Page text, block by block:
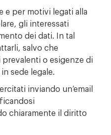
e per motivi legati alla
gli interessati
dei dati. In tal
salvo che
o esigenze di
sede legale.
inviando un’email
chiaramente il diritto